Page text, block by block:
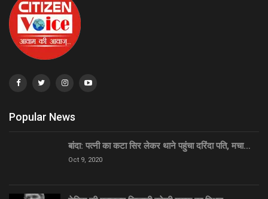
Popular News
बांदा: पत्नी का कटा सिर लेकर थाने पहुंचा दरिंदा पति, मचा…
Oct 9, 2020